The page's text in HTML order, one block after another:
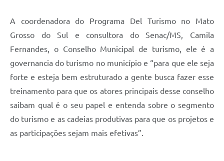
A coordenadora do Programa Del Turismo no Mato
Grosso do Sul e consultora do Senac/MS, Camila
Fernandes, o Conselho Municipal de turismo, ele é a
governancia do turismo no município e “para que ele seja
forte e esteja bem estruturado a gente busca fazer esse
treinamento para que os atores principais desse conselho
saibam qual é o seu papel e entenda sobre o segmento
do turismo e as cadeias produtivas para que os projetos e
as participações sejam mais efetivas”.